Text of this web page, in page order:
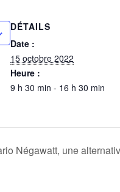
DÉTAILS
Date :
15 octobre 2022
Heure :
9 h 30 min - 16 h 30 min
Négawatt, une